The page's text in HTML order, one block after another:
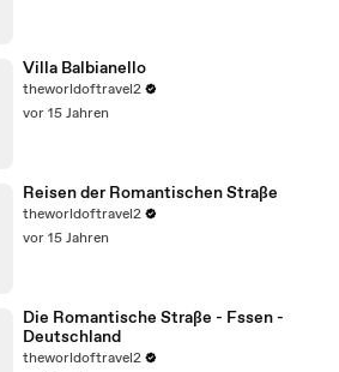
Villa Balbianello
theworldoftravel2
vor 15 Jahren
Reisen der Romantischen Straße
theworldoftravel2
vor 15 Jahren
Die Romantische Straße - Fssen -
Deutschland
theworldoftravel2